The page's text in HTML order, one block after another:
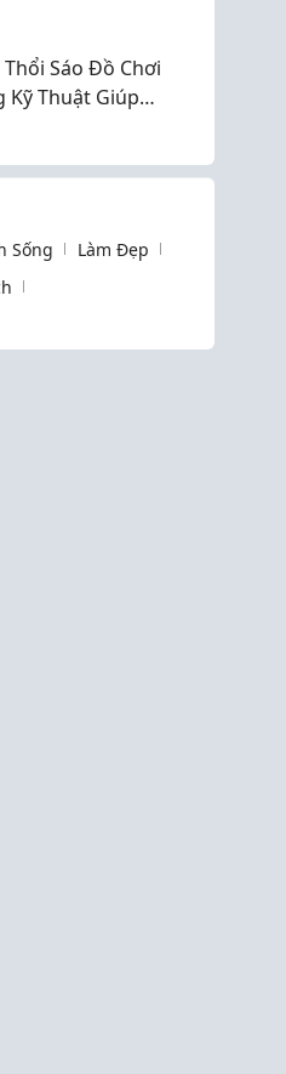
Thổi Sáo Đồ Chơi
Kỹ Thuật Giúp
Sống
Làm Đẹp